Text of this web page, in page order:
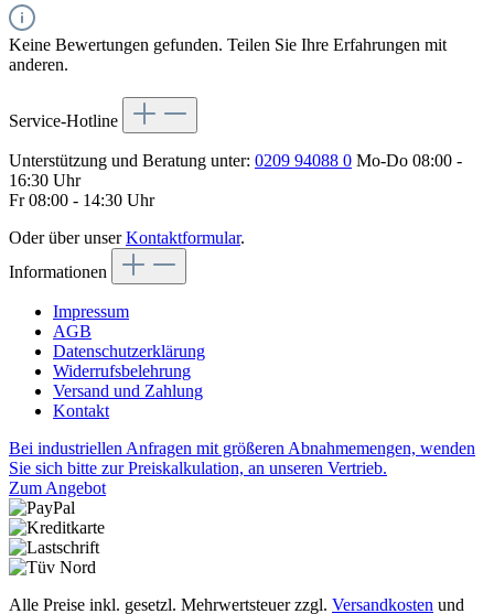
Keine Bewertungen gefunden. Teilen Sie Ihre Erfahrungen mit
anderen.
Service-Hotline
Unterstützung und Beratung unter: 0209 94088 0 Mo-Do 08:00 -
16:30 Uhr
Fr 08:00 - 14:30 Uhr
Oder über unserKontaktformular.
Informationen
Impressum
AGB
Datenschutzerklärung
Widerrufsbelehrung
Versand und Zahlung
Kontakt
Bei industriellen Anfragen mit größeren Abnahmemengen, wenden
Sie sich bitte zur Preiskalkulation, an unseren Vertrieb.
Zum Angebot
Alle Preise inkl. gesetzl. Mehrwertsteuer zzgl. Versandkosten und